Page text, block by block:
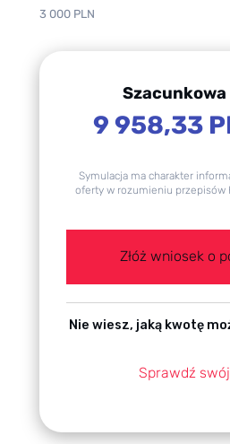
3 000 PLN
9 958,33
Symulacja ma charakter
oferty w rozumieniu przepisów
Złóż wniosek o
Nie wiesz, jaką kwotę
Sprawdź